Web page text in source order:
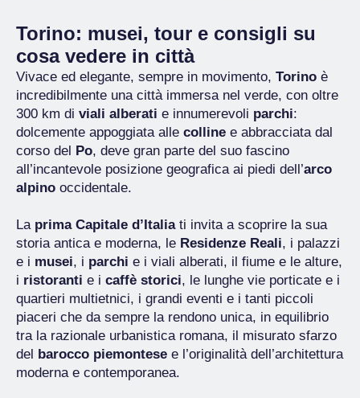
Torino: musei, tour e consigli su
cosa vedere in città
Vivace ed elegante, sempre in movimento, Torino è
incredibilmente una città immersa nel verde, con oltre
300 km di viali alberati e innumerevoli parchi:
dolcemente appoggiata alle colline e abbracciata dal
corso del Po, deve gran parte del suo fascino
all’incantevole posizione geografica ai piedi dell’arco
alpino occidentale.
La prima Capitale d’Italiati invita a scoprire la sua
storia antica e moderna, le Residenze Reali, i palazzi
e i musei, i parchi e i viali alberati, il fiume e le alture,
i ristoranti e i caffè storici, le lunghe vie porticate e i
quartieri multietnici, i grandi eventi e i tanti piccoli
piaceri che da sempre la rendono unica, in equilibrio
tra la razionale urbanistica romana, il misurato sfarzo
del barocco piemontese e l’originalità dell’architettura
moderna e contemporanea.